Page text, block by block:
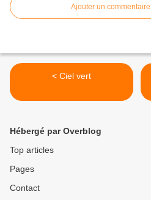
Ajouter un commentaire
< Ciel vert
Hébergé par Overblog
Top articles
Pages
Contact